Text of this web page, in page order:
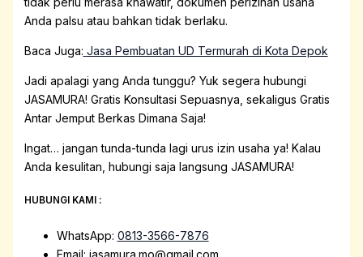
Anda palsu atau bahkan tidak berlaku.
Baca Juga: Jasa Pembuatan UD Termurah di Kota Depok
Jadi apalagi yang Anda tunggu? Yuk segera hubungi
JASAMURA! Gratis Konsultasi Sepuasnya, sekaligus Gratis
Antar Jemput Berkas Dimana Saja!
Ingat… jangan tunda-tunda lagi urus izin usaha ya! Kalau
Anda kesulitan, hubungi saja langsung JASAMURA!
HUBUNGI KAMI :
WhatsApp: 0813-3566-7876
Email: jasamura.mo@gmail.com